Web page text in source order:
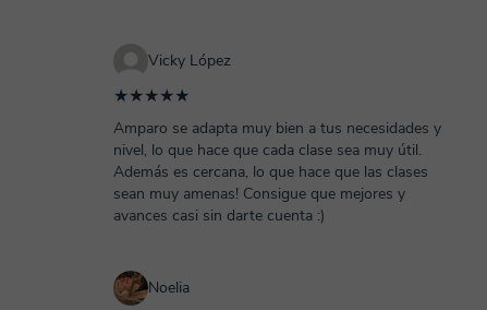
Vicky López
★★★★★
Amparo se adapta muy bien a tus necesidades y
nivel, lo que hace que cada clase sea muy útil.
Además es cercana, lo que hace que las clases
sean muy amenas! Consigue que mejores y
avances casi sin darte cuenta :)
Noelia